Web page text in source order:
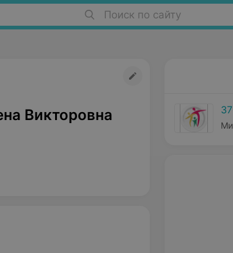
Поиск по сайту
Викторовна